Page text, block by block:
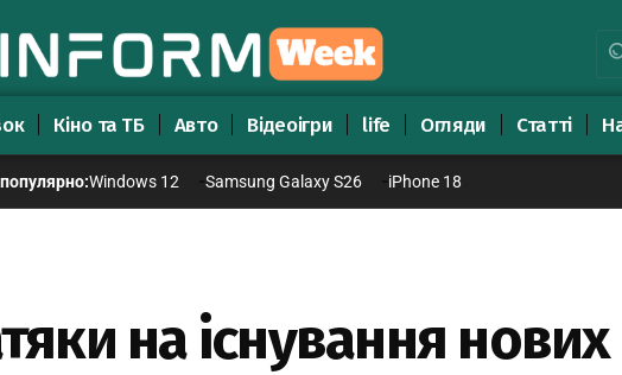
Кіно та ТБ Авто Відеоігри life Огляди Статті
Windows 12 Samsung Galaxy S26 iPhone 18
на існування